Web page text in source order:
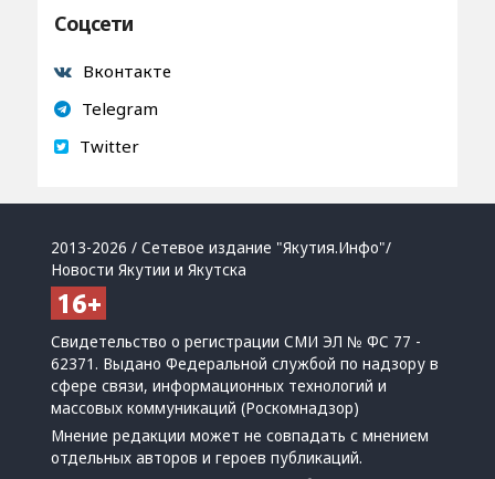
Соцсети
Вконтакте
Telegram
Twitter
2013-2026 / Сетевое издание "Якутия.Инфо"/
Новости Якутии и Якутска
Свидетельство о регистрации СМИ ЭЛ № ФС 77 -
62371. Выдано Федеральной службой по надзору в
сфере связи, информационных технологий и
массовых коммуникаций (Роскомнадзор)
Мнение редакции может не совпадать с мнением
отдельных авторов и героев публикаций.